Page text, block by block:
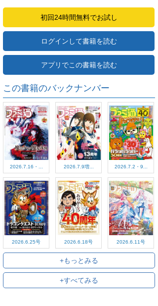
初回24時間無料でお試し
ログインして書籍を読む
アプリでこの書籍を読む
この書籍のバックナンバー
2026.7.16・... 2026.7.9増... 2026.7.2・9...
2026.6.25号 2026.6.18号 2026.6.11号
+もっとみる
+すべてみる